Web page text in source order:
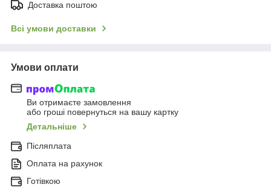
Доставка поштою
Всі умови доставки
Умови оплати
Ви отримаєте замовлення
або гроші повернуться на вашу картку
Детальніше
Післяплата
Оплата на рахунок
Готівкою